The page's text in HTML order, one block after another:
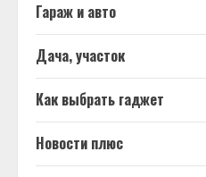
Гараж и авто
Дача, участок
Как выбрать гаджет
Новости плюс